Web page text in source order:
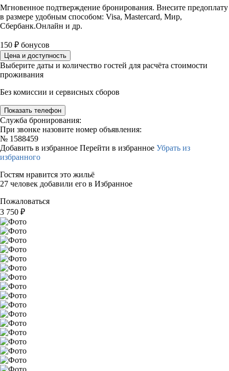
Мгновенное подтверждение бронирования. Внесите предоплату
в размере удобным способом: Visa, Mastercard, Мир,
Сбербанк.Онлайн и др.
150 ₽ бонусов
Цена и доступность
Выберите даты и количество гостей для расчёта стоимости
проживания
Без комиссии и сервисных сборов
Показать телефон
Служба бронирования:
При звонке назовите номер объявления:
№ 1588459
Добавить в избранное Перейти в избранное Убрать из
избранного
Гостям нравится это жильё
27 человек добавили его в Избранное
Пожаловаться
3 750 ₽